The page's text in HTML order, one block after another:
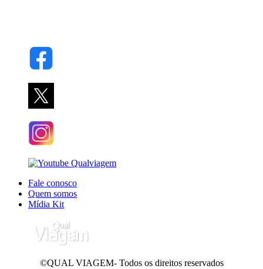
Fale conosco
Quem somos
Mídia Kit
©QUAL VIAGEM- Todos os direitos reservados